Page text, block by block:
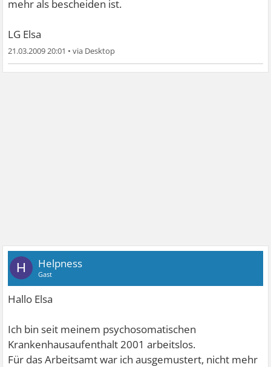
mehr als bescheiden ist.
LG Elsa
21.03.2009 20:01 •
H Helpness
Gast
Hallo Elsa
Ich bin seit meinem psychosomatischen
Krankenhausaufenthalt 2001 arbeitslos.
Für das Arbeitsamt war ich ausgemustert, nicht mehr